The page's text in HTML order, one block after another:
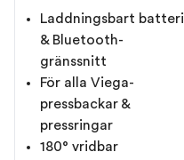
Laddningsbart batteri
& Bluetooth-
gränssnitt
För alla Viega-
pressbackar &
pressringar
180° vridbar